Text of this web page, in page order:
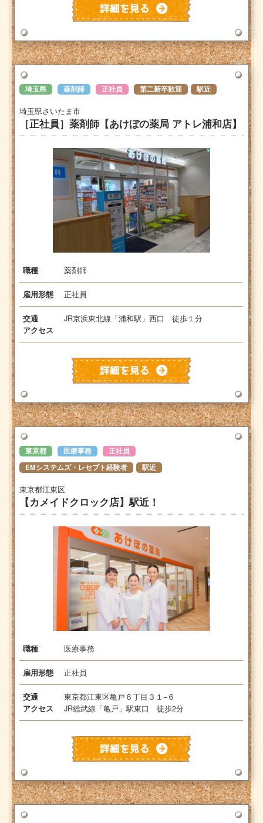
埼玉県 薬剤師 正社員 第二新卒歓迎 駅近
埼玉県さいたま市
［正社員］薬剤師【あけぼの薬局 アトレ浦和店】
職種 薬剤師
雇用形態 正社員
交通
アクセス
JR京浜東北線「浦和駅」西口 徒歩１分
東京都 医療事務
正社員
EMシステムズ・レセプト経験者
駅近
東京都江東区
【カメイドクロック店】駅近！
職種 医療事務
雇用形態 正社員
交通
アクセス
東京都江東区亀戸６丁目３１−６
JR総武線「亀戸」駅東口 徒歩2分